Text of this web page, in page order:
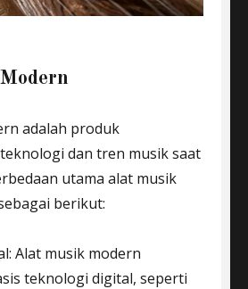
adalah produk
dan tren musik saat
utama alat musik
berikut:
Alat musik modern
teknologi digital, seperti